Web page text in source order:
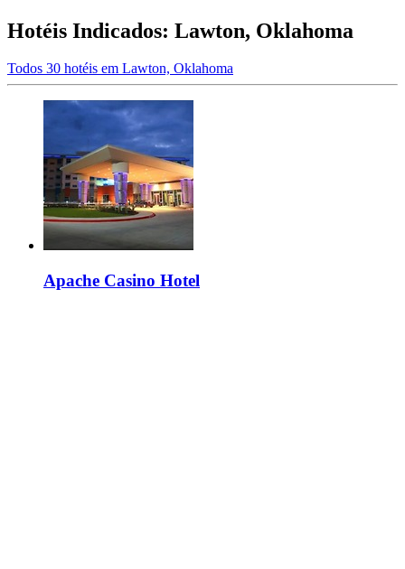
Hotéis Indicados: Lawton, Oklahoma
Todos 30 hotéis em Lawton, Oklahoma
Apache Casino Hotel